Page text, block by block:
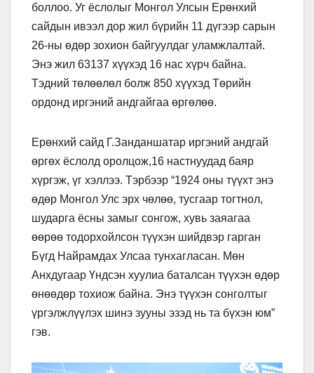
боллоо. Уг ёслолыг Монгол Улсын Ерөнхий
сайдын ивээл дор жил бүрийн 11 дүгээр сарын
26-ны өдөр зохион байгуулдаг уламжлалтай.
Энэ жил 63137 хүүхэд 16 нас хүрч байна.
Тэдний төлөөлөл болж 850 хүүхэд Төрийн
ордонд иргэний андгайгаа өргөлөө.
Ерөнхий сайд Г.Занданшатар иргэний андгай
өргөх ёслолд оролцож,16 настнуудад баяр
хүргэж, үг хэллээ. Тэрбээр “1924 оны түүхт энэ
өдөр Монгол Улс эрх чөлөө, тусгаар тогтнол,
шударга ёсны замыг сонгож, хувь заяагаа
өөрөө тодорхойлсон түүхэн шийдвэр гарган
Бүгд Найрамдах Улсаа тунхагласан. Мөн
Анхдугаар Үндсэн хуулиа баталсан түүхэн өдөр
өнөөдөр тохиож байна. Энэ түүхэн сонголтыг
үргэлжлүүлэх шинэ зууны эзэд нь та бүхэн юм”
гэв.